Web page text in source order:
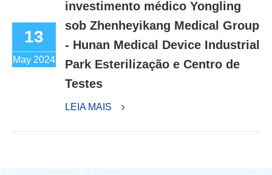
13
May 2024
investimento médico Yongling
sob Zhenheyikang Medical Group
- Hunan Medical Device Industrial
Park Esterilização e Centro de
Testes
LEIA MAIS